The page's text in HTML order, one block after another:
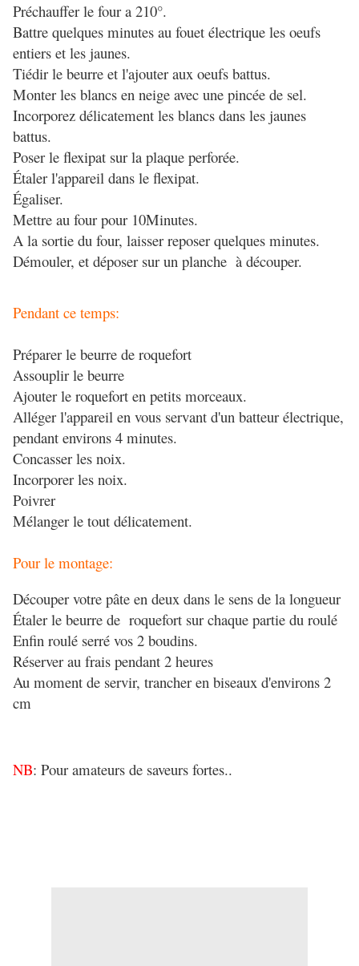
Préchauffer le four a 210°.
Battre quelques minutes au fouet électrique les oeufs
entiers et les jaunes.
Tiédir le beurre et l'ajouter aux oeufs battus.
Monter les blancs en neige avec une pincée de sel.
Incorporez délicatement les blancs dans les jaunes
battus.
Poser le flexipat sur la plaque perforée.
Étaler l'appareil dans le flexipat.
Égaliser.
Mettre au four pour 10Minutes.
A la sortie du four, laisser reposer quelques minutes.
Démouler, et déposer sur un planche à découper.
Pendant ce temps:
Préparer le beurre de roquefort
Assouplir le beurre
Ajouter le roquefort en petits morceaux.
Alléger l'appareil en vous servant d'un batteur électrique,
pendant environs 4 minutes.
Concasser les noix.
Incorporer les noix.
Poivrer
Mélanger le tout délicatement.
Pour le montage:
Découper votre pâte en deux dans le sens de la longueur
Étaler le beurre de roquefort sur chaque partie du roulé
Enfin roulé serré vos 2 boudins.
Réserver au frais pendant 2 heures
Au moment de servir, trancher en biseaux d'environs 2
cm
NB: Pour amateurs de saveurs fortes..